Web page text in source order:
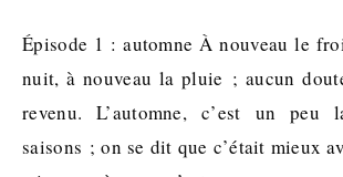
Épisode 1 : automne À nouveau le froid, à nouveau la
nuit, à nouveau la pluie ; aucun
revenu. L’automne, c’est un peu
saisons ; on se dit que c’était mieux